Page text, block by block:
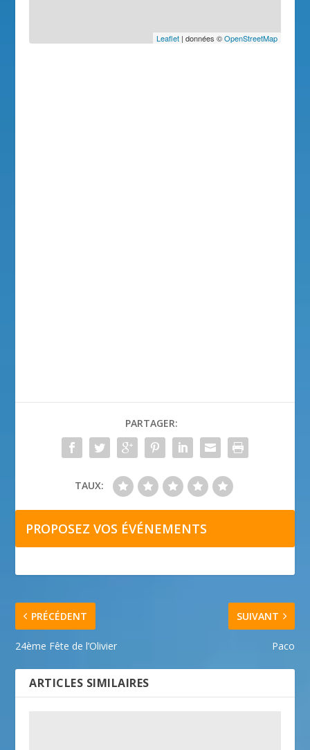
Leaflet| données ©OpenStreetMap
PARTAGER:
TAUX:
PROPOSEZ VOS ÉVÉNEMENTS
PRÉCÉDENT
24ème Fête de l’Olivier
SUIVANT
Paco
ARTICLES SIMILAIRES